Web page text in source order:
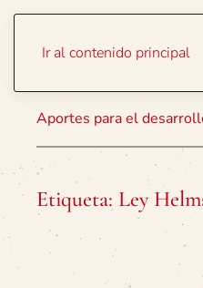
Ir al contenido principal
Aportes para el
Etiqueta: Ley